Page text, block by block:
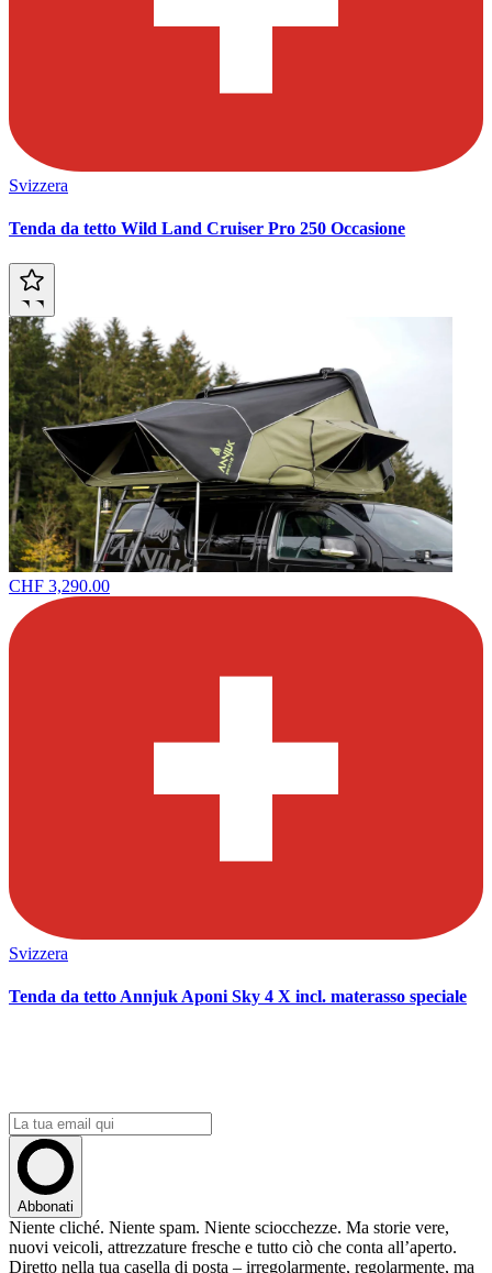
Svizzera
Tenda da tetto Wild Land Cruiser Pro 250 Occasione
CHF 3,290.00
Svizzera
Tenda da tetto Annjuk Aponi Sky 4 X incl. materasso speciale
Abbonati
Niente cliché. Niente spam. Niente sciocchezze. Ma storie vere,
nuovi veicoli, attrezzature fresche e tutto ciò che conta all’aperto.
Diretto nella tua casella di posta – irregolarmente, regolarmente, ma